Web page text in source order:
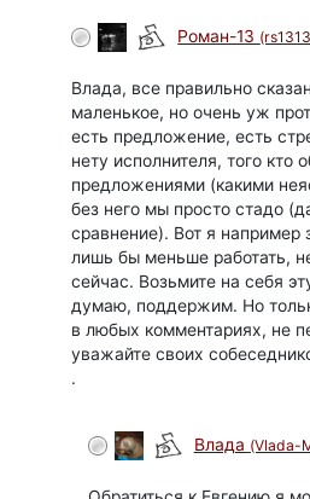
Роман-13
Влада, все правильно
маленькое, но очень уж
есть предложение, есть
нету исполнителя, того кто
предложениями (какими
без него мы просто стадо
сравнение). Вот я например
лишь бы меньше работать,
сейчас. Возьмите на себя
думаю, поддержим. Но
в любых комментариях, не
уважайте своих
.
Влада (Vlada-